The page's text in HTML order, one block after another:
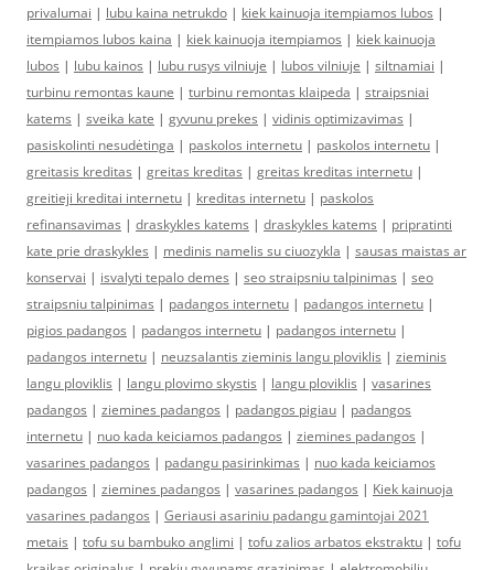
privalumai | lubu kaina netrukdo | kiek kainuoja itempiamos lubos |
itempiamos lubos kaina | kiek kainuoja itempiamos | kiek kainuoja
lubos | lubu kainos | lubu rusys vilniuje | lubos vilniuje | siltnamiai |
turbinu remontas kaune | turbinu remontas klaipeda | straipsniai
katems | sveika kate | gyvunu prekes | vidinis optimizavimas |
pasiskolinti nesudėtinga | paskolos internetu | paskolos internetu |
greitasis kreditas | greitas kreditas | greitas kreditas internetu |
greitieji kreditai internetu | kreditas internetu | paskolos
refinansavimas | draskykles katems | draskykles katems | pripratinti
kate prie draskykles | medinis namelis su ciuozykla | sausas maistas ar
konservai | isvalyti tepalo demes | seo straipsniu talpinimas | seo
straipsniu talpinimas | padangos internetu | padangos internetu |
pigios padangos | padangos internetu | padangos internetu |
padangos internetu | neuzsalantis zieminis langu ploviklis | zieminis
langu ploviklis | langu plovimo skystis | langu ploviklis | vasarines
padangos | ziemines padangos | padangos pigiau | padangos
internetu | nuo kada keiciamos padangos | ziemines padangos |
vasarines padangos | padangu pasirinkimas | nuo kada keiciamos
padangos | ziemines padangos | vasarines padangos | Kiek kainuoja
vasarines padangos | Geriausi asariniu padangu gamintojai 2021
metais | tofu su bambuko anglimi | tofu zalios arbatos ekstraktu | tofu